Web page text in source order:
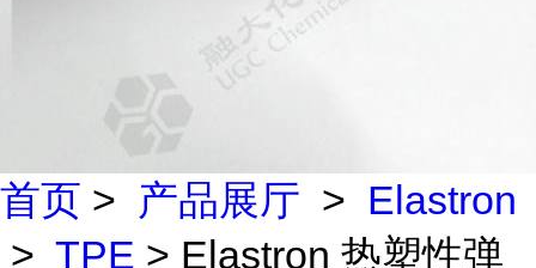
首页 > 产品展厅 > Elastron
> TPE > Elastron 热塑性弹